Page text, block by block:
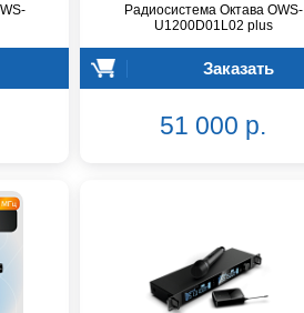
Радиосистема Октава OWS-
U1200D01L02 plus
Заказать
51 000 р.